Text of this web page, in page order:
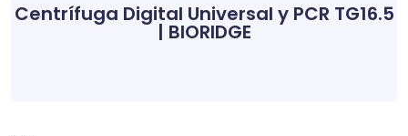
Centrífuga Digital Universal y PCR TG16.5
| BIORIDGE